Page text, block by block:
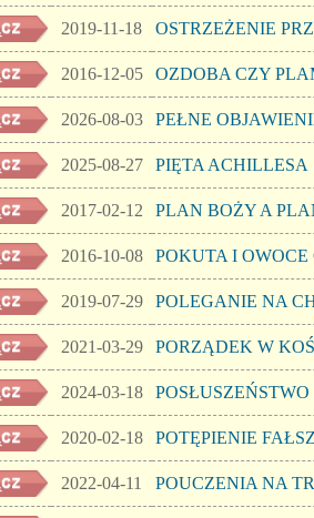
2019-11-18 OSTRZEŻENIE
2016-12-05 OZDOBA CZY
2026-08-03 PEŁNE
2025-08-27 PIĘTA ACHILLESA
2017-02-12 PLAN BOŻY A
2016-10-08 POKUTA I
2019-07-29 POLEGANIE NA
2021-03-29 PORZĄDEK W
2024-03-18
2020-02-18 POTĘPIENIE
2022-04-11 POUCZENIA NA